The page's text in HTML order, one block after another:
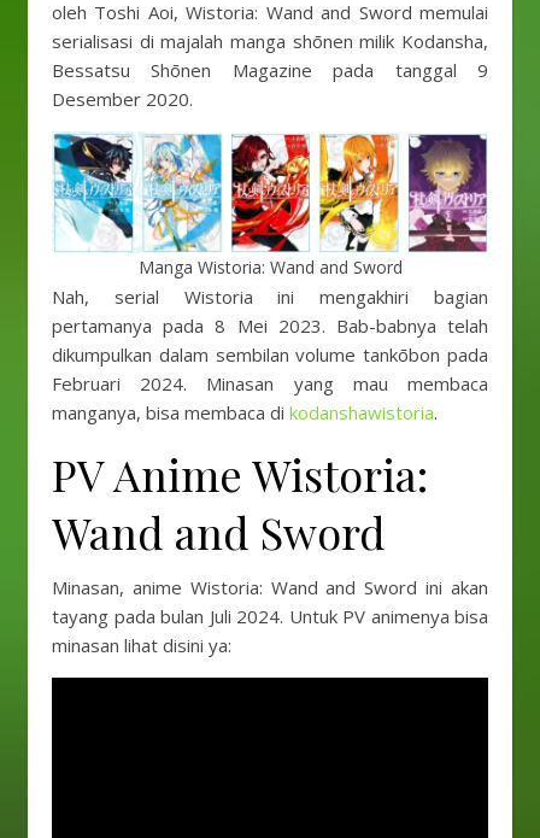
oleh Toshi Aoi, Wistoria: Wand and Sword memulai
serialisasi di majalah manga shōnen milik Kodansha,
Bessatsu Shōnen Magazine pada tanggal 9
Desember 2020.
Manga Wistoria: Wand and Sword
Nah, serial Wistoria ini mengakhiri bagian
pertamanya pada 8 Mei 2023. Bab-babnya telah
dikumpulkan dalam sembilan volume tankōbon pada
Februari 2024. Minasan yang mau membaca
manganya, bisa membaca di kodanshawistoria.
PV Anime Wistoria:
Wand and Sword
Minasan, anime Wistoria: Wand and Sword ini akan
tayang pada bulan Juli 2024. Untuk PV animenya bisa
minasan lihat disini ya: